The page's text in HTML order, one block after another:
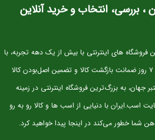
پرشی
به مراحل آموزشی
آینده‌سازی
جدید
به سطح حرفه‌ای
برای پرشهستند
، بررسی، انتخاب و خرید آنلاین
های اینترنتی با بیش از یک دهه تجربه، با
پایبندی به سه اصل، پرداخت در محل، ۷ روز ضمانت بازگشت کالا و تضمین اصل‌بودن کالا
جهان، به بزرگ‌ترین فروشگاه اینترنتی در زمینه
با دنیایی از اسب ها و کالا رو به رو
شما خطور می‌کند در اینجا پیدا خواهید کرد.